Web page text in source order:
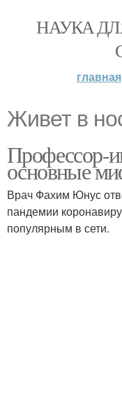
НАУКА
главная
Живет в
Профессор-
основные
Врач Фахим Юнус
пандемии
популярным в сети.